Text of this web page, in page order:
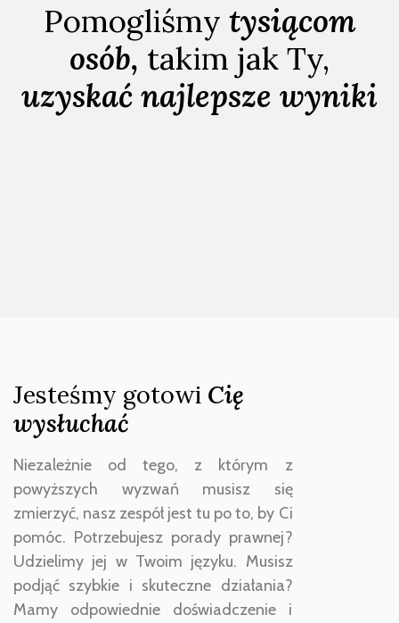
Pomogliśmy tysiącom
osób, takim jak Ty,
uzyskać najlepsze wyniki
Jesteśmy gotowi Cię
wysłuchać
Niezależnie od tego, z którym z
powyższych wyzwań musisz się
zmierzyć, nasz zespół jest tu po to, by Ci
pomóc. Potrzebujesz porady prawnej?
Udzielimy jej w Twoim języku. Musisz
podjąć szybkie i skuteczne działania?
Mamy odpowiednie doświadczenie i